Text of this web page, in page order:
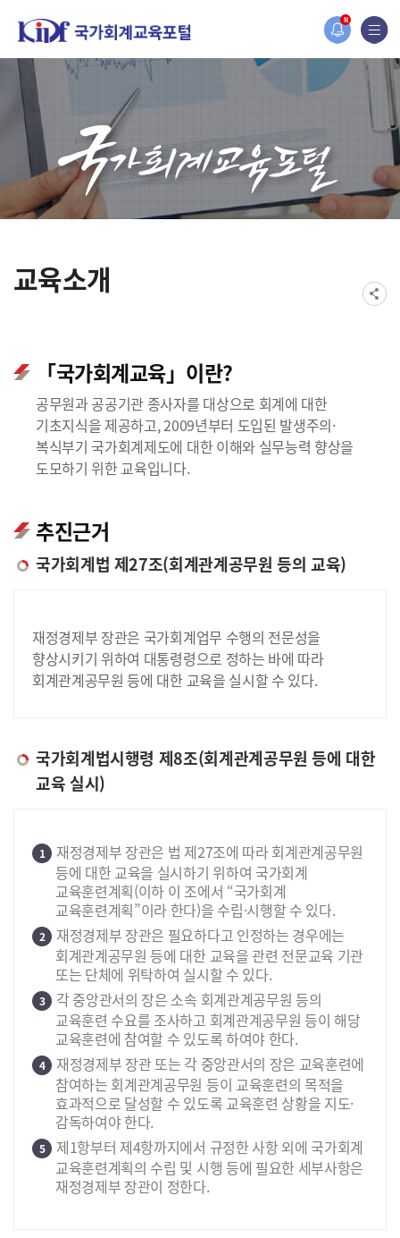
N
었습니다.
교육소개
「국가회계교육」이란?
공무원과 공공기관 종사자를 대상으로 회계에 대한
기초지식을 제공하고, 2009년부터 도입된 발생주의·
복식부기 국가회계제도에 대한 이해와 실무능력 향상을
도모하기 위한 교육입니다.
추진근거
국가회계법 제27조(회계관계공무원 등의 교육)
재정경제부 장관은 국가회계업무 수행의 전문성을
향상시키기 위하여 대통령령으로 정하는 바에 따라
회계관계공무원 등에 대한 교육을 실시할 수 있다.
국가회계법시행령 제8조(회계관계공무원 등에 대한
교육 실시)
1
재정경제부 장관은 법 제27조에 따라 회계관계공무원
등에 대한 교육을 실시하기 위하여 국가회계
교육훈련계획(이하 이 조에서 “국가회계
교육훈련계획”이라 한다)을 수립·시행할 수 있다.
2
재정경제부 장관은 필요하다고 인정하는 경우에는
회계관계공무원 등에 대한 교육을 관련 전문교육 기관
또는 단체에 위탁하여 실시할 수 있다.
3
각 중앙관서의 장은 소속 회계관계공무원 등의
교육훈련 수요를 조사하고 회계관계공무원 등이 해당
교육훈련에 참여할 수 있도록 하여야 한다.
4
재정경제부 장관 또는 각 중앙관서의 장은 교육훈련에
참여하는 회계관계공무원 등이 교육훈련의 목적을
효과적으로 달성할 수 있도록 교육훈련 상황을 지도·
감독하여야 한다.
5
제1항부터 제4항까지에서 규정한 사항 외에 국가회계
교육훈련계획의 수립 및 시행 등에 필요한 세부사항은
재정경제부 장관이 정한다.